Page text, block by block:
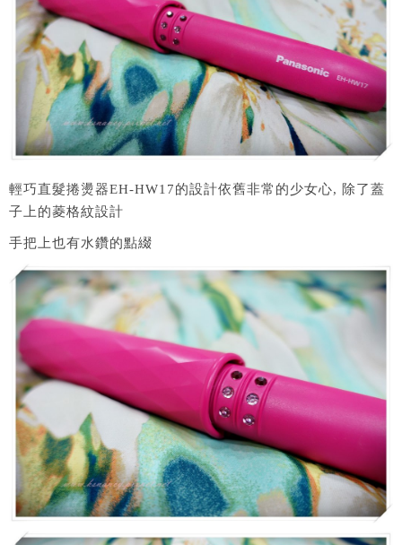
輕巧直髮捲燙器EH-HW17的設計依舊非常的少女心, 除了蓋
子上的菱格紋設計
手把上也有水鑽的點綴